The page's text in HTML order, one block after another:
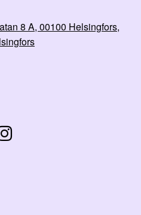
8 A, 00100 Helsingfors,